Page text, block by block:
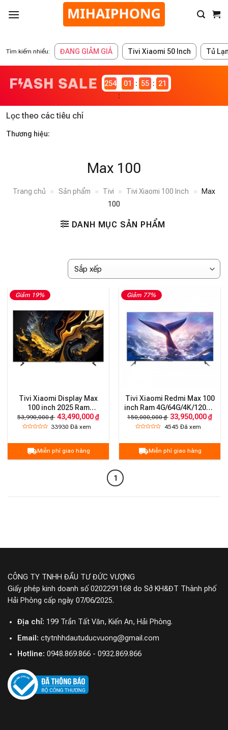
Tìm kiếm nhiều: ĐANG GIẢM GIÁ Tivi Xiaomi 50 Inch Tủ
2546982
01 55 21
Lọc theo các tiêu chí
Thương hiệu:
Max 100
Trang chủ » Sản phẩm » Tivi » Tivi Xiaomi 100 Inch »
Max
100
DANH MỤC SẢN PHẨM
Giảm 19%
Tivi Xiaomi Display Max
100 inch 2025 Ram
3G/32G/4K/144Hz
53,990,000 ₫ 43,490,000 ₫
33930Đã xem
Miễn phí giao hàng
Giảm 77%
Tivi Xiaomi Redmi Max 100
inch Ram 4G/64G/4K/120Hz
– Chính hãng
150,000,000 ₫ 33,950,000 ₫
4545 Đã xem
Miễn phí giao hàng
1
CÔNG TY TNHH ĐẦU TƯ ĐỨC VƯỢNG
Giấy phép kinh doanh số 0202291168 do Sở KH&ĐT Thành phố
Hải Phòng cấp ngày 07/06/2025.
Địa chỉ: 199 Trần Tất Văn, Kiến An, Hải Phòng.
Email: ctytnhhdautuducvuong@gmail.com
Hotline: 0948.869.866 - 0932.869.866